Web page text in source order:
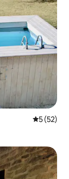
平均评分
5 (52)